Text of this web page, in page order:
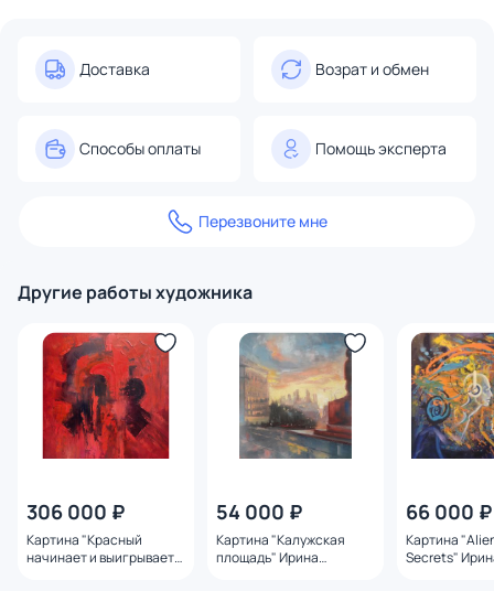
Доставка Возрат и обмен
Способы оплаты Помощь эксперта
Перезвоните мне
Другие работы художника
306 000 ₽
Картина "Красный
начинает и выигрывает"
54 000 ₽
Картина "Калужская
площадь" Ирина
66 000 ₽
Картина
Secrets"